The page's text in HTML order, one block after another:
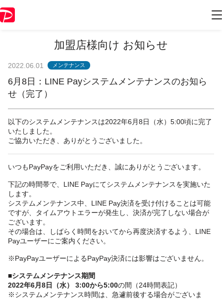
加盟店様向け お知らせ
2022.06.01 メンテナンス
6月8日：LINE Payシステムメンテナンスのお知ら
せ（完了）
以下のシステムメンテナンスは2022年6月8日（水）5:00頃に完了
いたしました。
ご協力いただき、ありがとうございました。
いつもPayPayをご利用いただき、誠にありがとうございます。
下記の時間帯で、LINE Payにてシステムメンテナンスを実施いた
します。
システムメンテナンス中、LINE Pay決済を受け付けることは可能
ですが、タイムアウトエラーが発生し、決済が完了しない場合が
ございます。
その場合は、しばらく時間をおいてから再度決済するよう、LINE
Payユーザーにご案内ください。
※PayPayユーザーによるPayPay決済には影響はございません。
■システムメンテナンス期間
2022年6月8日（水） 3:00から5:00の間（24時間表記）
※システムメンテナンス時間は、急遽前後する場合がございま